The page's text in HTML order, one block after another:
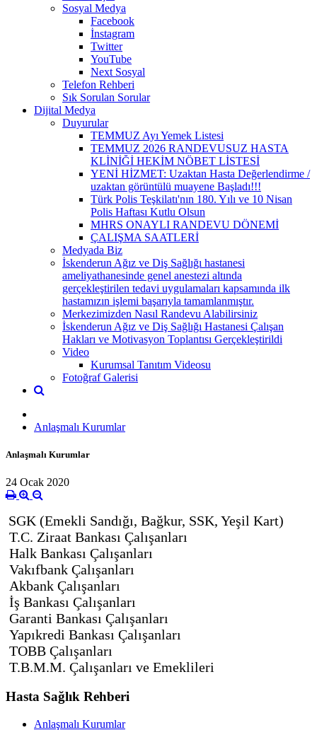
Sosyal Medya
Facebook
İnstagram
Twitter
YouTube
Next Sosyal
Telefon Rehberi
Sık Sorulan Sorular
Dijital Medya
Duyurular
TEMMUZ Ayı Yemek Listesi
TEMMUZ 2026 RANDEVUSUZ HASTA
KLİNİĞİ HEKİM NÖBET LİSTESİ
YENİ HİZMET: Uzaktan Hasta Değerlendirme /
uzaktan görüntülü muayene Başladı!!!
Türk Polis Teşkilatı'nın 180. Yılı ve 10 Nisan
Polis Haftası Kutlu Olsun
MHRS ONAYLI RANDEVU DÖNEMİ
ÇALIŞMA SAATLERİ
Medyada Biz
İskenderun Ağız ve Diş Sağlığı hastanesi
ameliyathanesinde genel anestezi altında
gerçekleştirilen tedavi uygulamaları kapsamında ilk
hastamızın işlemi başarıyla tamamlanmıştır.
Merkezimizden Nasıl Randevu Alabilirsiniz
İskenderun Ağız ve Diş Sağlığı Hastanesi Çalışan
Hakları ve Motivasyon Toplantısı Gerçekleştirildi
Video
Kurumsal Tanıtım Videosu
Fotoğraf Galerisi
Anlaşmalı Kurumlar
Anlaşmalı Kurumlar
24 Ocak 2020
SGK (Emekli Sandığı, Bağkur, SSK, Yeşil Kart)
T.C. Ziraat Bankası Çalışanları
Halk Bankası Çalışanları
Vakıfbank Çalışanları
Akbank Çalışanları
İş Bankası Çalışanları
Garanti Bankası Çalışanları
Yapıkredi Bankası Çalışanları
TOBB Çalışanları
T.B.M.M. Çalışanları ve Emeklileri
Hasta Sağlık Rehberi
Anlaşmalı Kurumlar